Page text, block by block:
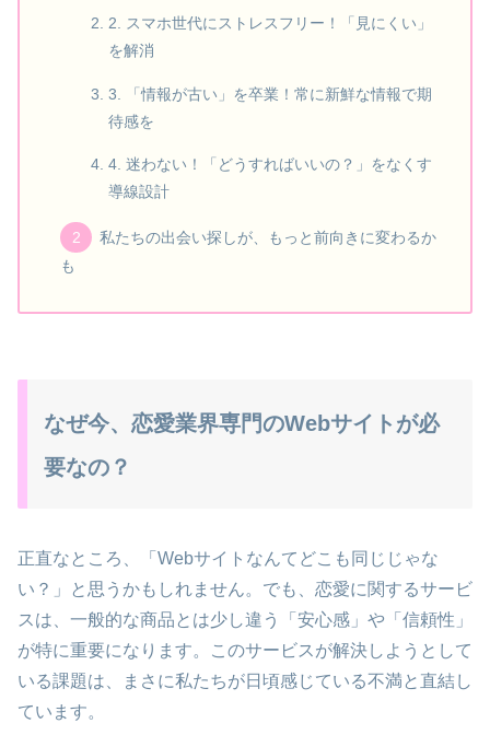
2. スマホ世代にストレスフリー！「見にくい」
を解消
3. 「情報が古い」を卒業！常に新鮮な情報で期
待感を
4. 迷わない！「どうすればいいの？」をなくす
導線設計
私たちの出会い探しが、もっと前向きに変わるか
も
なぜ今、恋愛業界専門のWebサイトが必
要なの？
正直なところ、「Webサイトなんてどこも同じじゃな
い？」と思うかもしれません。でも、恋愛に関するサービ
スは、一般的な商品とは少し違う「安心感」や「信頼性」
が特に重要になります。このサービスが解決しようとして
いる課題は、まさに私たちが日頃感じている不満と直結し
ています。